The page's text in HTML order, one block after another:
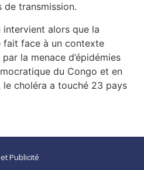
de transmission.
alors que la
fait face à un contexte
la menace d’épidémies
du Congo et en
le choléra a touché 23 pays
Publicité